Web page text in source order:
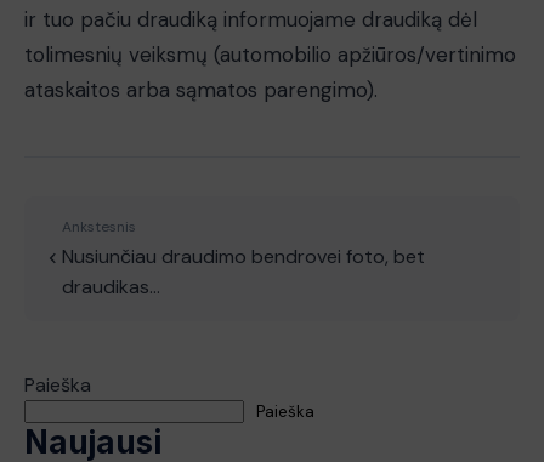
ir tuo pačiu draudiką informuojame draudiką dėl
tolimesnių veiksmų (automobilio apžiūros/vertinimo
ataskaitos arba sąmatos parengimo).
Ankstesnis
Nusiunčiau draudimo bendrovei foto, bet
draudikas…
Paieška
Paieška
Naujausi